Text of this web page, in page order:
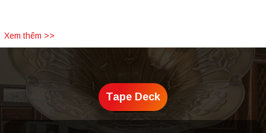
Xem thêm >>
Tape Deck